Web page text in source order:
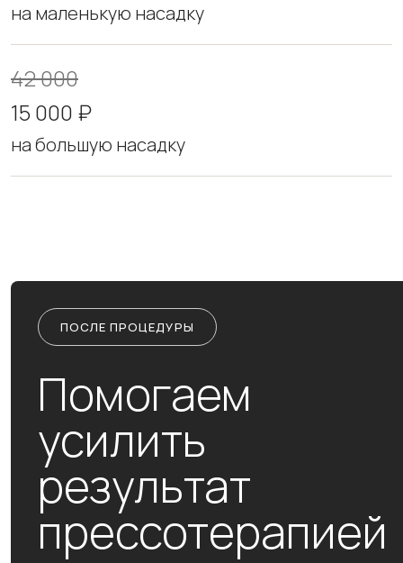
на маленькую насадку
42 000
15 000 ₽
на большую насадку
ПОСЛЕ ПРОЦЕДУРЫ
Помогаем
усилить
результат
прессотерапией